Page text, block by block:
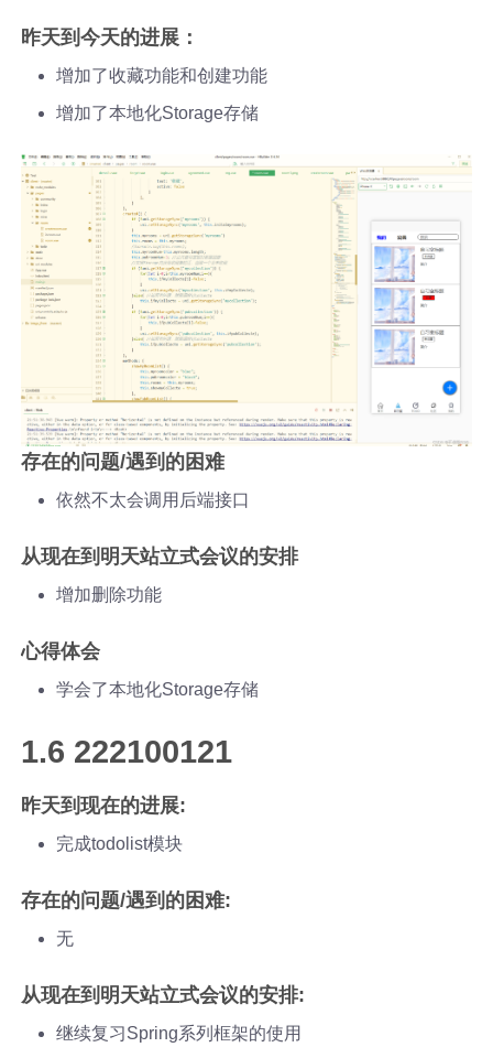
昨天到今天的进展：
增加了收藏功能和创建功能
增加了本地化Storage存储
存在的问题/遇到的困难
依然不太会调用后端接口
从现在到明天站立式会议的安排
增加删除功能
心得体会
学会了本地化Storage存储
1.6 222100121
昨天到现在的进展:
完成todolist模块
存在的问题/遇到的困难:
无
从现在到明天站立式会议的安排:
继续复习Spring系列框架的使用